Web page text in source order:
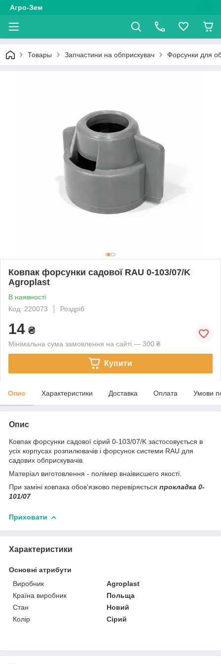
Агро-Зем
Товары Запчастини на обприскувач Форсунки для
Ковпак форсунки садової RAU 0-103/07/K
Agroplast
В наявності
Код: 220073
Роздріб
14 ₴
Мінімальна сума замовлення на сайті — 300 ₴
Купити
Опис Характеристики Доставка Оплата Умови
Опис
Ковпак форсунки садової сірий 0-103/07/K застосовується в
усіх корпусах розпилювачів і форсунок системи RAU для
садових обприскувачів.
Матеріал виготовлення - полімер внаівисшего якості.
При заміні ковпака обов'язково перевіряється прокладка 0-
101/07
Приховати
Характеристики
Основні атрибути
Виробник
Agroplast
Країна виробник
Польща
Стан
Новий
Колір
Сірий